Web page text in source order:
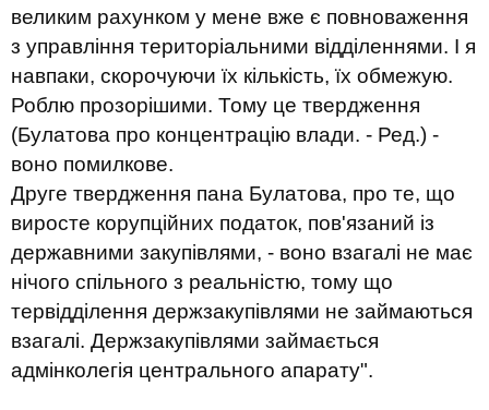
великим рахунком у мене вже є повноваження
з управління територіальними відділеннями. І я
навпаки, скорочуючи їх кількість, їх обмежую.
Роблю прозорішими. Тому це твердження
(Булатова про концентрацію влади. - Ред.) -
воно помилкове.
Друге твердження пана Булатова, про те, що
виросте корупційних податок, пов'язаний із
державними закупівлями, - воно взагалі не має
нічого спільного з реальністю, тому що
тервідділення держзакупівлями не займаються
взагалі. Держзакупівлями займається
адмінколегія центрального апарату".